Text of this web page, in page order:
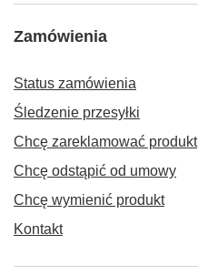
Zamówienia
Status zamówienia
Śledzenie przesyłki
Chcę zareklamować produkt
Chcę odstąpić od umowy
Chcę wymienić produkt
Kontakt